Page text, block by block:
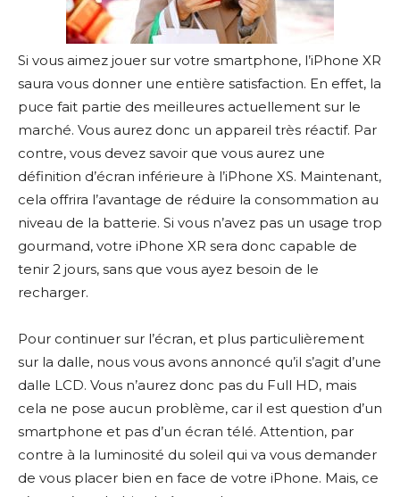
Si vous aimez jouer sur votre smartphone, l’iPhone XR
saura vous donner une entière satisfaction. En effet, la
puce fait partie des meilleures actuellement sur le
marché. Vous aurez donc un appareil très réactif. Par
contre, vous devez savoir que vous aurez une
définition d’écran inférieure à l’iPhone XS. Maintenant,
cela offrira l’avantage de réduire la consommation au
niveau de la batterie. Si vous n’avez pas un usage trop
gourmand, votre iPhone XR sera donc capable de
tenir 2 jours, sans que vous ayez besoin de le
recharger.
Pour continuer sur l’écran, et plus particulièrement
sur la dalle, nous vous avons annoncé qu’il s’agit d’une
dalle LCD. Vous n’aurez donc pas du Full HD, mais
cela ne pose aucun problème, car il est question d’un
smartphone et pas d’un écran télé. Attention, par
contre à la luminosité du soleil qui va vous demander
de vous placer bien en face de votre iPhone. Mais, ce